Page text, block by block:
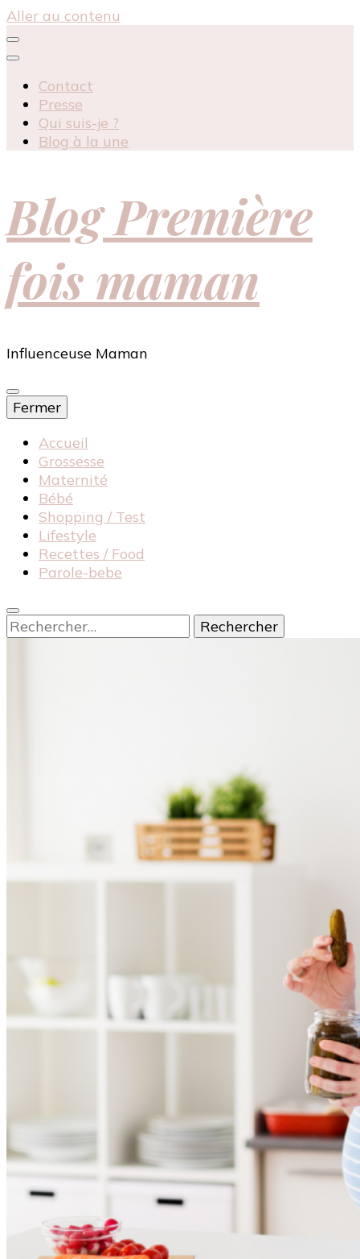
Aller au contenu
Contact
Presse
Qui suis-je ?
Blog à la une
Blog Première
fois maman
Influenceuse Maman
Fermer
Accueil
Grossesse
Maternité
Bébé
Shopping / Test
Lifestyle
Recettes / Food
Parole-bebe
Rechercher :